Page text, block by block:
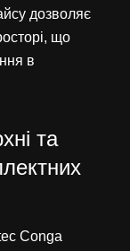
дозволяє
що
в
та
Conga